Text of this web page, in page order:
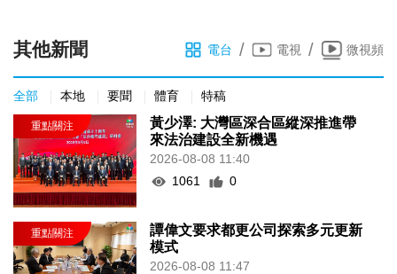
其他新聞 電台 / 電視 / 微視頻
全部 本地 要聞 體育 特稿
黃少澤: 大灣區深合區縱深推進帶
來法治建設全新機遇
2026-08-08 11:40
1061
0
譚偉文要求都更公司探索多元更新
模式
2026-08-08 11:47